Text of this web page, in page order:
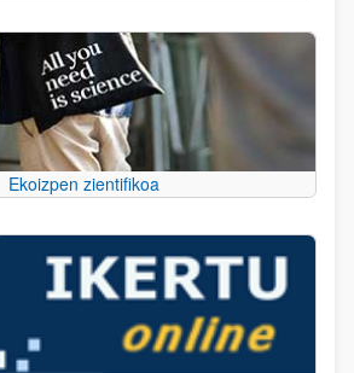
Ekoizpen zientifikoa